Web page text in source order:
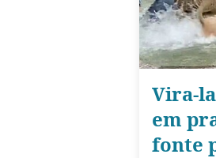
Vira-
em
fonte